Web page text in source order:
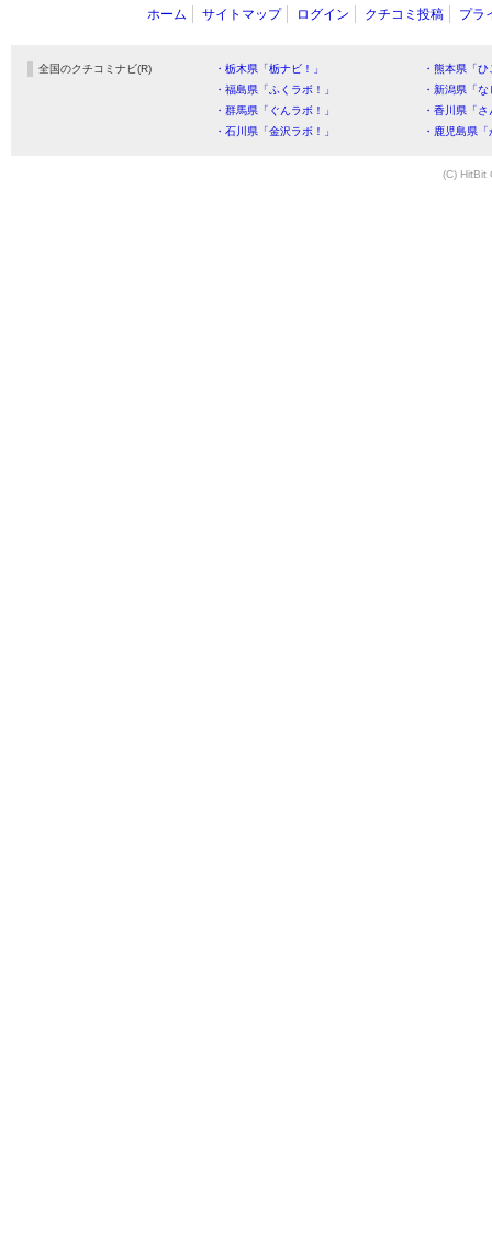
ホーム サイトマップ ログイン クチコミ投稿 プラ
全国のクチコミナビ(R) ・栃木県「栃ナビ！」
・熊本県「
・福島県「ふくラボ！」
・新潟県「
・群馬県「ぐんラボ！」
・香川県「
・石川県「金沢ラボ！」
・鹿児島県
(C) HitBit